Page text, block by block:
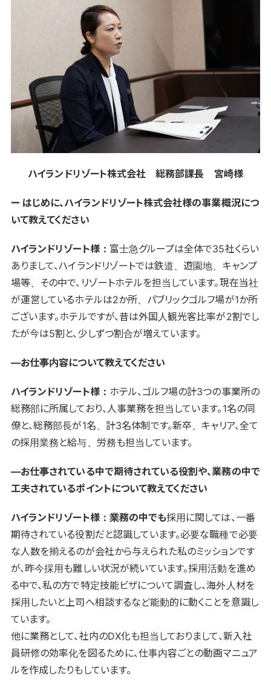
ハイランドリゾート株式会社 総務部課長 宮崎様
ー はじめに、ハイランドリゾート株式会社様の事業概況につ
いて教えてください
ハイランドリゾート様： 富士急グループは全体で35社くらい
ありまして、ハイランドリゾートでは鉄道、遊園地、キャンプ
場等、その中で、リゾートホテルを担当しています。現在当社
が運営しているホテルは2か所、パブリックゴルフ場が1か所
ございます。ホテルですが、昔は外国人観光客比率が2割でし
たが今は5割と、少しずつ割合が増えています。
―お仕事内容について教えてください
ハイランドリゾート様： ホテル、ゴルフ場の計3つの事業所の
総務部に所属しており、人事業務を担当しています。1名の同
僚と、総務部長が1名、計3名体制です。新卒、キャリア、全て
の採用業務と給与、労務も担当しています。
―お仕事されている中で期待されている役割や、業務の中で
工夫されているポイントについて教えてください
ハイランドリゾート様：業務の中でも採用に関しては、一番
期待されている役割だと認識しています。必要な職種で必要
な人数を揃えるのが会社から与えられた私のミッションです
が、昨今採用も難しい状況が続いています。採用活動を進め
る中で、私の方で特定技能ビザについて調査し、海外人材を
採用したいと上司へ相談するなど能動的に動くことを意識し
ています。
他に業務として、社内のDX化も担当しておりまして、新入社
員研修の効率化を図るために、仕事内容ごとの動画マニュア
ルを作成したりもしています。